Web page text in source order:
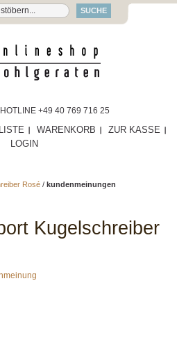
SUCHE
+49 40 769 716 25
WARENKORB
ZUR KASSE
LOGIN
Rosé / kundenmeinungen
Kugelschreiber